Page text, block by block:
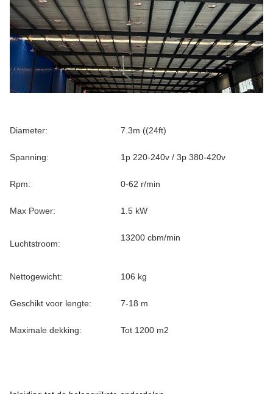
Diameter: 7.3m ((24ft)
Spanning: 1p 220-240v / 3p 380-420v
Rpm: 0-62 r/min
Max Power: 1.5 kW
Luchtstroom:
13200 cbm/min
Nettogewicht: 106 kg
Geschikt voor lengte: 7-18 m
Maximale dekking: Tot 1200 m2